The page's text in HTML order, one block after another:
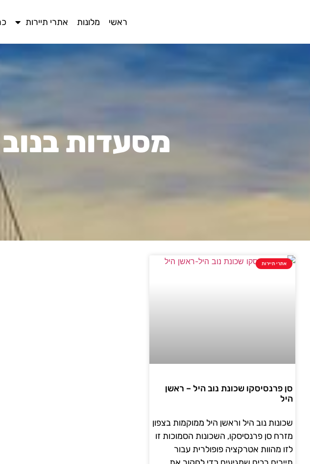
ראשי מלונות אתרי תיירות
מסעדות בנוב
אתרי תיירות
סן פרנסיסקו שכונת נוב היל – ראשן
היל
שכונות נוב היל וראשן היל ממוקמות בצפון
מזרח סן פרנסיסקו, השכונות הסמוכות זו
לזו מהוות אטרקציה פופולרית עבור